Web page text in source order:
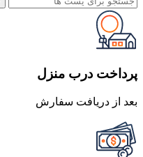
پرداخت درب منزل
بعد از دریافت سفارش